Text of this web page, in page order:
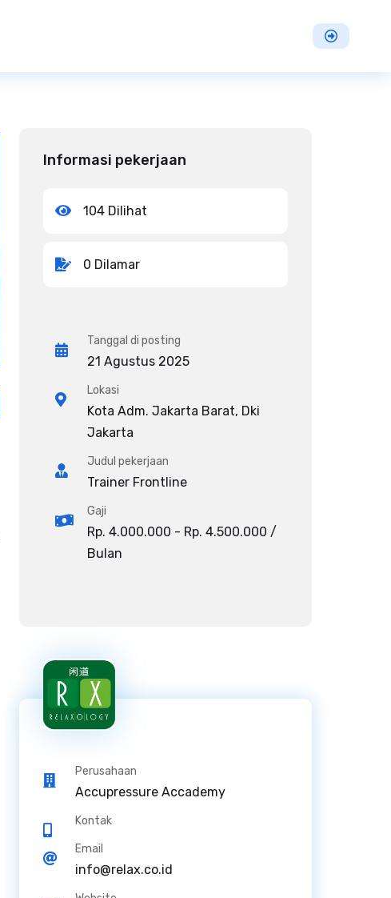
Informasi pekerjaan
104 Dilihat
0 Dilamar
Tanggal di posting
21 Agustus 2025
Lokasi
Kota Adm. Jakarta Barat, Dki
Jakarta
Judul pekerjaan
Trainer Frontline
Gaji
Rp. 4.000.000 - Rp. 4.500.000 /
Bulan
Perusahaan
Accupressure Accademy
Kontak
Email
info@relax.co.id